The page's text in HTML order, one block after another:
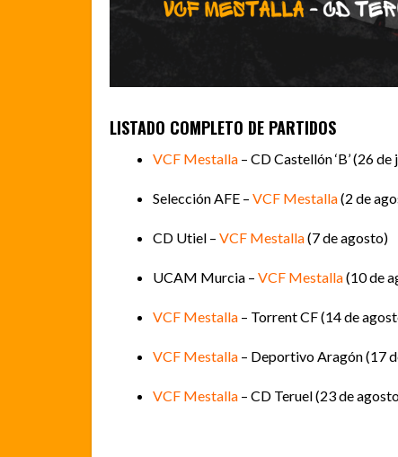
LISTADO COMPLETO DE PARTIDOS
VCF Mestalla – CD Castellón ‘B’ (26 de
Selección AFE – VCF Mestalla(2 de
CD Utiel – VCF Mestalla(7 de agosto)
UCAM Murcia – VCF Mestalla(10 de
VCF Mestalla – Torrent CF (14 de
VCF Mestalla – Deportivo Aragón (17
VCF Mestalla – CD Teruel (23 de